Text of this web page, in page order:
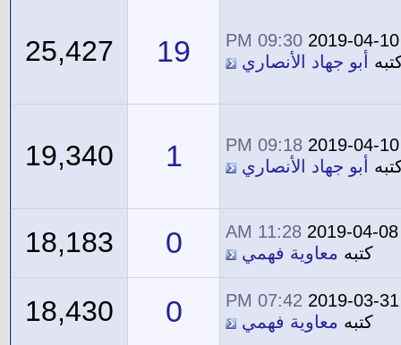
2019-04-10
09:30 PM
أبو جهاد الأنصاري 19
25,427
2019-04-10
09:18 PM
أبو جهاد الأنصاري 1
19,340
2019-04-08
11:28 AM
كتبه معاوية فهمي 0
18,183
2019-03-31
07:42 PM
كتبه معاوية فهمي 0
18,430